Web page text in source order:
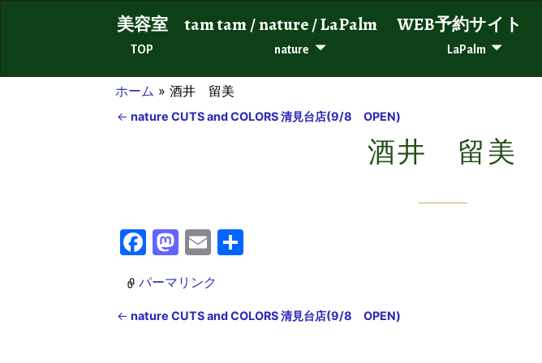
美容室 tam tam / nature / LaPalm WEB予約サイト
TOP nature LaPalm
ホーム » 酒井 留美
← nature CUTS and COLORS 清見台店(9/8 OPEN)
酒井 留美
F
c
e
M
st
o
E
ai
l
パーマリンク
← nature CUTS and COLORS 清見台店(9/8 OPEN)